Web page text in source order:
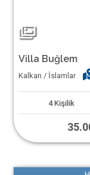
Villa Buğlem
Kalkan / İslamlar
4 Kişilik